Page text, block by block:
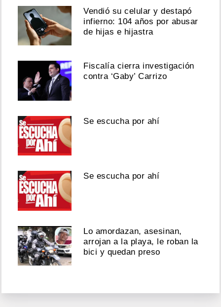
Vendió su celular y destapó
infierno: 104 años por abusar
de hijas e hijastra
Fiscalía cierra investigación
contra ‘Gaby’ Carrizo
Se escucha por ahí
Se escucha por ahí
Lo amordazan, asesinan,
arrojan a la playa, le roban la
bici y quedan preso